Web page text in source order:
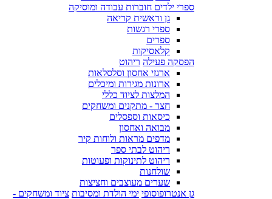
ספרי ילדים חוברות עבודה ומוסיקה
גן וראשית קריאה
ספרי רגשות
ספרים
קלאסיקות
הפסקה פעילה ריהוט
ארגזי אחסון וסלסלאות
ארונות מגירות ומיכלים
המלצות לציוד כללי
חצר - מתקנים ומשחקים
כיסאות וספסלים
מבואה ואחסון
מדפים מראות ולוחות קיר
ריהוט לבתי ספר
ריהוט לתינוקות ופעוטות
שולחנות
שערים מעוצבים וחציצות
גן אנטרופוסופי ימי הולדת ומסיבות ציוד ומשחקים -